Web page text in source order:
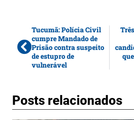
Tucumã: Polícia Civil
cumpre Mandado de
Prisão contra suspeito
de estupro de
vulnerável
Posts relacionados